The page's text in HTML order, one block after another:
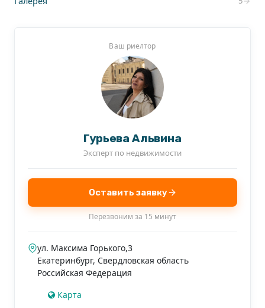
Ваш риелтор
Гурьева Альвина
Эксперт по недвижимости
Оставить заявку
Перезвоним за 15 минут
ул. Максима Горького,3
Екатеринбург, Свердловская область
Российская Федерация
Карта